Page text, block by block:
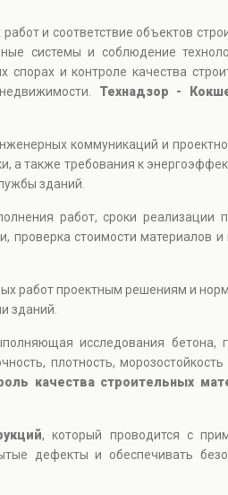
и соответствие объектов
системы и соблюдение
и контроле качества
Технадзор -
коммуникаций и
а также требования к
зданий.
работ, сроки реализации
проверка стоимости материалов и
работ проектным решениям и
зданий.
исследования бетона,
плотность,
качества строительных
, который проводится с
дефекты и обеспечивать